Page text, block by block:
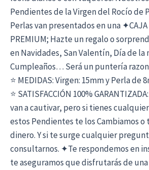
Pendientes de la Virgen del Rocío de
Perlas van presentados en una ✦CAJA
PREMIUM; Hazte un regalo o
en Navidades, San Valentín, Día de la
Cumpleaños… Será un puntería
⭐ MEDIDAS: Virgen: 15mm y Perla de
⭐ SATISFACCIÓN 100%
van a cautivar, pero si tienes
estos Pendientes te los Cambiamos o
dinero. Y si te surge cualquier
consultarnos. ✦Te respondemos en
te aseguramos que disfrutarás de